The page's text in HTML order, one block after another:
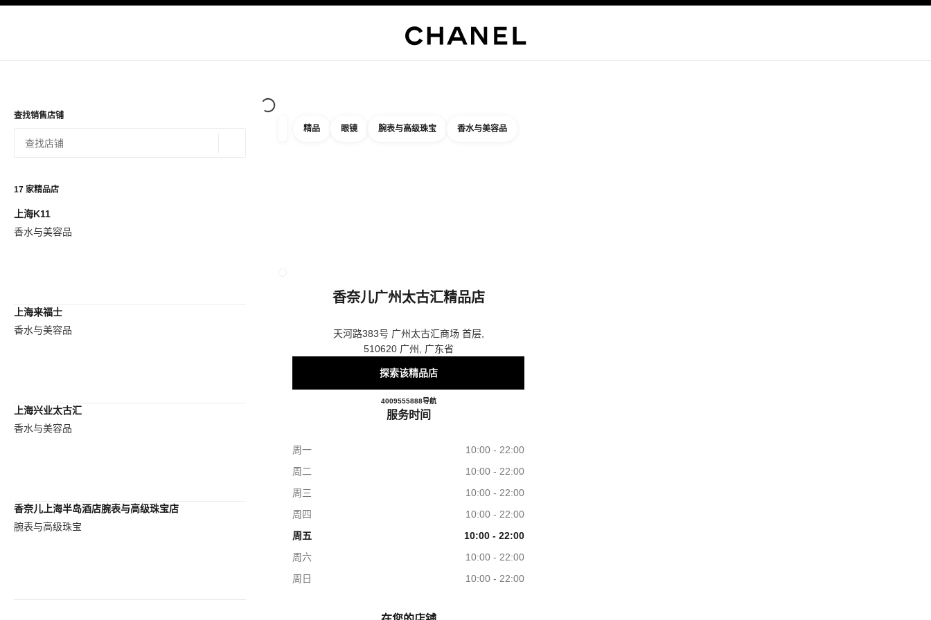
查找销售店铺
17 家精品店
查看筛选条件
上海K11
香水与美容品
上海来福士
香水与美容品
上海兴业太古汇
香水与美容品
香奈儿上海半岛酒店腕表与高级珠宝店
腕表与高级珠宝
香奈儿广州太古汇精品店
天河路383号 广州太古汇商场 首层,
510620 广州, 广东省
探索该精品店
电话
4009555888导航香奈儿广州太古汇精品店
服务时间
周一
10:00 - 22:00
周二
10:00 - 22:00
周三
10:00 - 22:00
周四
10:00 - 22:00
周五
10:00 - 22:00
周六
10:00 - 22:00
周日
10:00 - 22:00
筛选条件
筛选结果依据：
精品 眼镜 腕表与高级珠宝 香水与美容品